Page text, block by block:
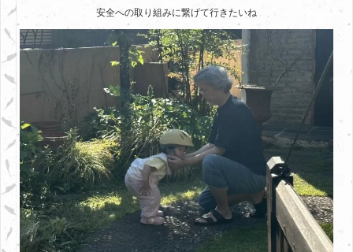
安全への取り組みに繋げて行きたいね